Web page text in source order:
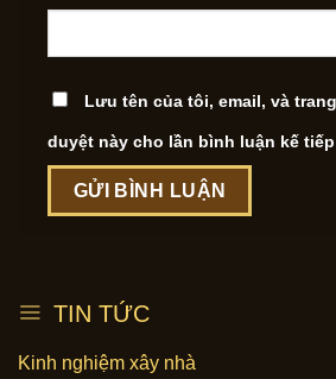
Lưu tên của tôi, email, và
duyệt này cho lần bình luận kế
TIN TỨC
Kinh nghiệm xây nhà